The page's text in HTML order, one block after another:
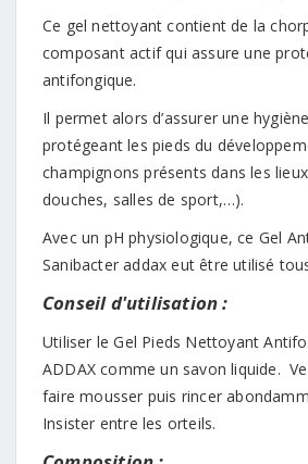
Ce gel nettoyant contient de la
composant actif qui assure une
antifongique.
Il permet alors d’assurer une
protégeant les pieds du
champignons présents dans les
douches, salles de sport,…).
Avec un pH physiologique, ce Gel
Sanibacter addax eut être utilisé
Conseil d'utilisation :
Utiliser le Gel Pieds Nettoyant
ADDAX comme un savon liquide.
faire mousser puis rincer
Insister entre les orteils.